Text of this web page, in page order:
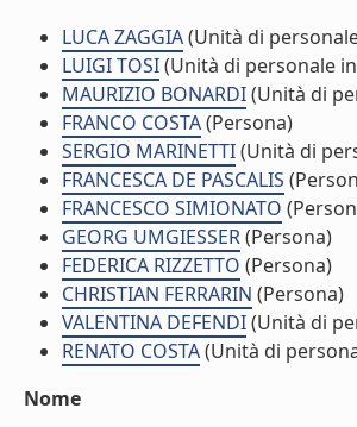
LUCA ZAGGIA(Unità di
LUIGI TOSI(Unità di personale
MAURIZIO BONARDI(Unità di
FRANCO COSTA(Persona)
SERGIO MARINETTI(Unità di
FRANCESCA DE PASCALIS
FRANCESCO SIMIONATO
GEORG UMGIESSER(Persona)
FEDERICA RIZZETTO (Persona)
CHRISTIAN FERRARIN (Persona)
VALENTINA DEFENDI(Unità di
RENATO COSTA(Unità di
Nome